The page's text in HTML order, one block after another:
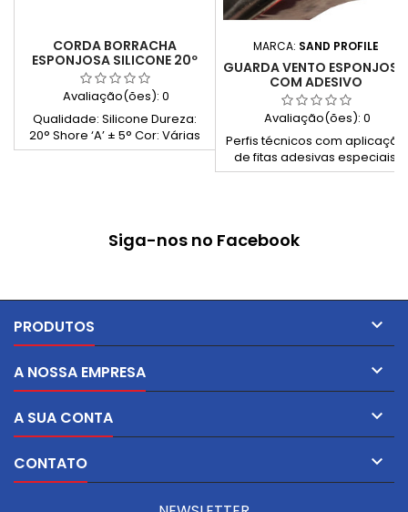
CORDA BORRACHA
ESPONJOSA SILICONE 20º
SHORE
Avaliação(ões): 0
Qualidade: Silicone Dureza:
20° Shore ‘A’ ± 5° Cor: Várias
MARCA: SAND PROFILE
GUARDA VENTO ESPONJOSO
COM ADESIVO
Avaliação(ões): 0
Perfis técnicos com aplicação
de fitas adesivas especiais,
proporcionando excelente
eficientes em aplicações de
Siga-nos no Facebook
PRODUTOS 
A NOSSA EMPRESA 
A SUA CONTA 
CONTATO 